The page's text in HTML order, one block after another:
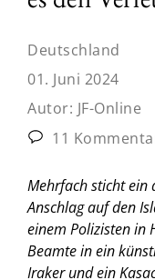
Deutschland
01. Juni 2024
Autor: JF-Online
11
Mehrfach sticht ein
Anschlag auf den
einem Polizisten in
Beamte in ein
Iraker und ein